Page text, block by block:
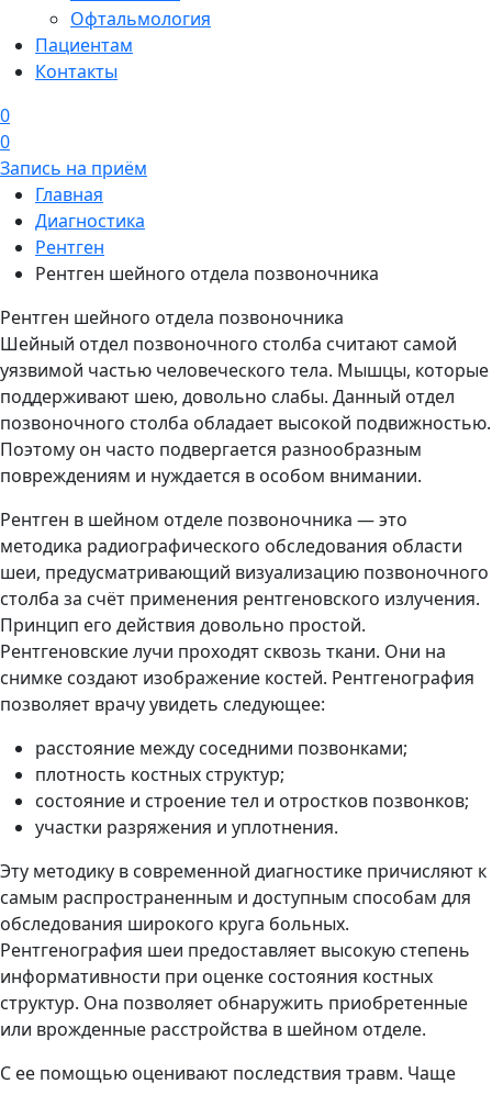
Офтальмология
Пациентам
Контакты
0
0
Запись на приём
Главная
Диагностика
Рентген
Рентген шейного отдела позвоночника
Рентген шейного отдела позвоночника
Шейный отдел позвоночного столба считают самой
уязвимой частью человеческого тела. Мышцы, которые
поддерживают шею, довольно слабы. Данный отдел
позвоночного столба обладает высокой подвижностью.
Поэтому он часто подвергается разнообразным
повреждениям и нуждается в особом внимании.
Рентген в шейном отделе позвоночника — это
методика радиографического обследования области
шеи, предусматривающий визуализацию позвоночного
столба за счёт применения рентгеновского излучения.
Принцип его действия довольно простой.
Рентгеновские лучи проходят сквозь ткани. Они на
снимке создают изображение костей. Рентгенография
позволяет врачу увидеть следующее:
расстояние между соседними позвонками;
плотность костных структур;
состояние и строение тел и отростков позвонков;
участки разряжения и уплотнения.
Эту методику в современной диагностике причисляют к
самым распространенным и доступным способам для
обследования широкого круга больных.
Рентгенография шеи предоставляет высокую степень
информативности при оценке состояния костных
структур. Она позволяет обнаружить приобретенные
или врожденные расстройства в шейном отделе.
С ее помощью оценивают последствия травм. Чаще